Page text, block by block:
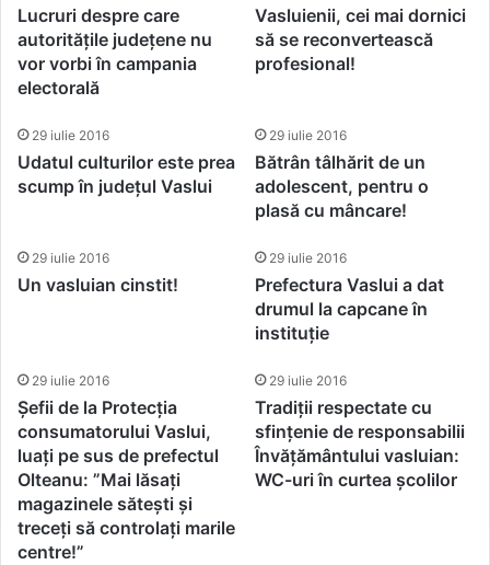
Lucruri despre care
autoritățile județene nu
vor vorbi în campania
electorală
Vasluienii, cei mai dornici
să se reconvertească
profesional!
29 iulie 2016
Udatul culturilor este prea
scump în județul Vaslui
29 iulie 2016
Bătrân tâlhărit de un
adolescent, pentru o
plasă cu mâncare!
29 iulie 2016
Un vasluian cinstit!
29 iulie 2016
Prefectura Vaslui a dat
drumul la capcane în
instituție
29 iulie 2016
Șefii de la Protecția
consumatorului Vaslui,
luați pe sus de prefectul
Olteanu: ”Mai lăsați
magazinele sătești și
treceți să controlați marile
centre!”
29 iulie 2016
Tradiții respectate cu
sfințenie de responsabilii
Învățământului vasluian:
WC-uri în curtea școlilor